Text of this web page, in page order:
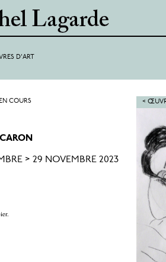
D'ART
<
COURS
> 29 NOVEMBRE 2023